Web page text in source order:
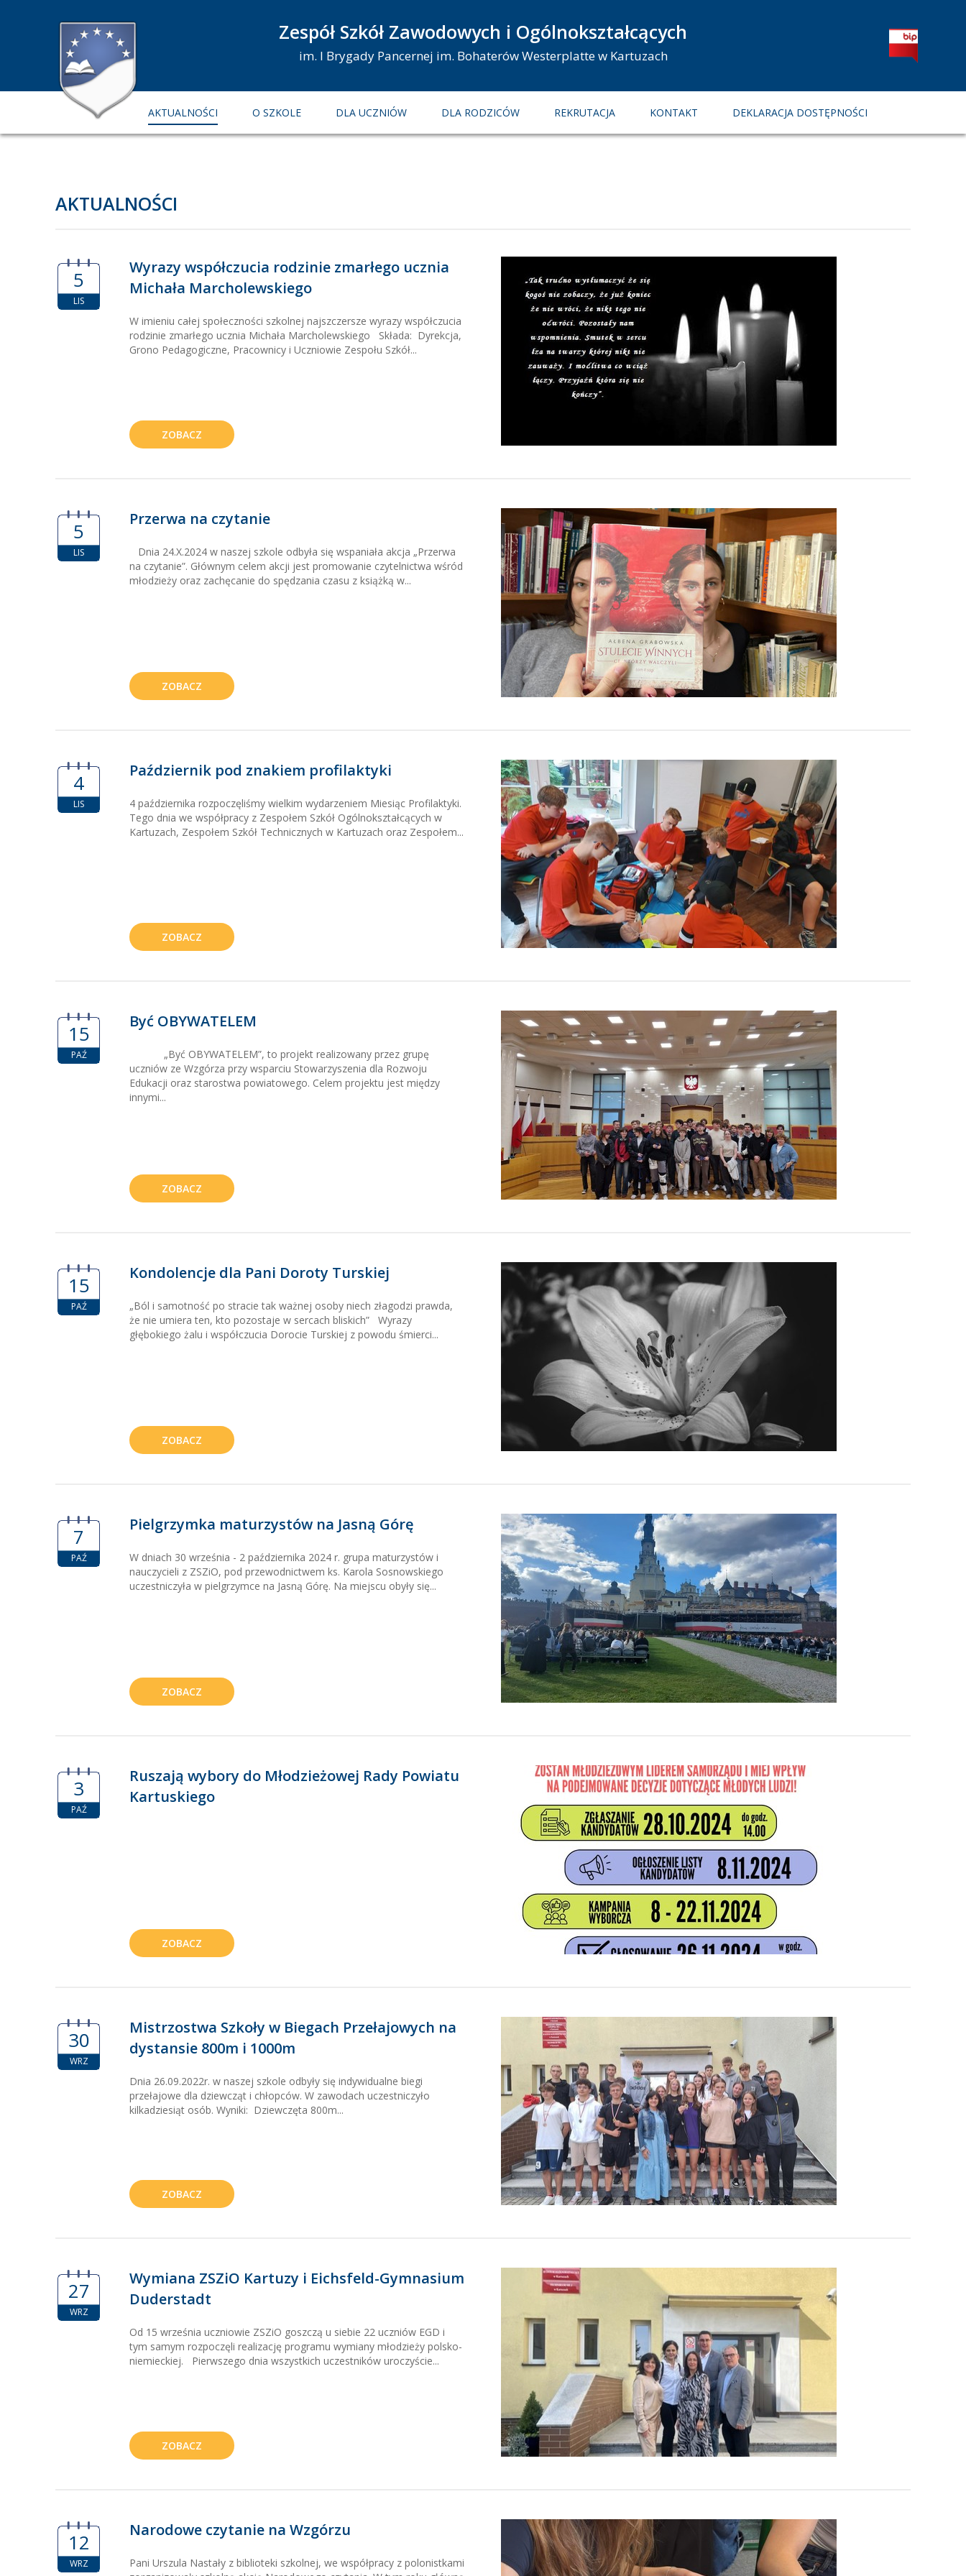
Zespół Szkół Zawodowych i Ogólnokształcących
im. I Brygady Pancernej im. Bohaterów Westerplatte w Kartuzach
AKTUALNOŚCI O SZKOLE DLA UCZNIÓW DLA RODZICÓW REKRUTACJA KONTAKT DEKLARACJA DOSTĘPNOŚCI
AKTUALNOŚCI
5
LIS
Wyrazy współczucia rodzinie zmarłego ucznia
Michała Marcholewskiego
W imieniu całej społeczności szkolnej najszczersze wyrazy współczucia
rodzinie zmarłego ucznia Michała Marcholewskiego Składa: Dyrekcja,
Grono Pedagogiczne, Pracownicy i Uczniowie Zespołu Szkół...
ZOBACZ
5
LIS
Przerwa na czytanie
Dnia 24.X.2024 w naszej szkole odbyła się wspaniała akcja „Przerwa
na czytanie”. Głównym celem akcji jest promowanie czytelnictwa wśród
młodzieży oraz zachęcanie do spędzania czasu z książką w...
ZOBACZ
4
LIS
Październik pod znakiem profilaktyki
4 października rozpoczęliśmy wielkim wydarzeniem Miesiąc Profilaktyki.
Tego dnia we współpracy z Zespołem Szkół Ogólnokształcących w
Kartuzach, Zespołem Szkół Technicznych w Kartuzach oraz Zespołem...
ZOBACZ
15
PAŹ
Być OBYWATELEM
„Być OBYWATELEM”, to projekt realizowany przez grupę
uczniów ze Wzgórza przy wsparciu Stowarzyszenia dla Rozwoju
Edukacji oraz starostwa powiatowego. Celem projektu jest między
innymi...
ZOBACZ
15
PAŹ
Kondolencje dla Pani Doroty Turskiej
„Ból i samotność po stracie tak ważnej osoby niech złagodzi prawda,
że nie umiera ten, kto pozostaje w sercach bliskich” Wyrazy
głębokiego żalu i współczucia Dorocie Turskiej z powodu śmierci...
ZOBACZ
7
PAŹ
Pielgrzymka maturzystów na Jasną Górę
W dniach 30 września - 2 października 2024 r. grupa maturzystów i
nauczycieli z ZSZiO, pod przewodnictwem ks. Karola Sosnowskiego
uczestniczyła w pielgrzymce na Jasną Górę. Na miejscu obyły się...
ZOBACZ
3
PAŹ
Ruszają wybory do Młodzieżowej Rady Powiatu
Kartuskiego
ZOBACZ
30
WRZ
Mistrzostwa Szkoły w Biegach Przełajowych na
dystansie 800m i 1000m
Dnia 26.09.2022r. w naszej szkole odbyły się indywidualne biegi
przełajowe dla dziewcząt i chłopców. W zawodach uczestniczyło
kilkadziesiąt osób. Wyniki: Dziewczęta 800m...
ZOBACZ
27
WRZ
Wymiana ZSZiO Kartuzy i Eichsfeld-Gymnasium
Duderstadt
Od 15 września uczniowie ZSZiO goszczą u siebie 22 uczniów EGD i
tym samym rozpoczęli realizację programu wymiany młodzieży polsko-
niemieckiej. Pierwszego dnia wszystkich uczestników uroczyście...
ZOBACZ
12
WRZ
Narodowe czytanie na Wzgórzu
Pani Urszula Nastały z biblioteki szkolnej, we współpracy z polonistkami